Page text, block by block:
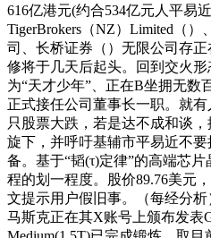
616亿港元(约合534亿元人平易
TigerBrokers（NZ）Limited（
司、长桥证券（）无限公司存
修将于几天后起头。回到交火
为“天才少年”、正在B坐拥无数
正式接任公司董事长一职。就
只股票大跌，若是达不成和谈
旋下，并呼吁基辅市平易近不
备。基于“韬(τ)定律”的高端芯
程的划一程度。股价89.76美元
文提示用户假旧事。（每经分析
马斯克正在其X账号上颁布发表